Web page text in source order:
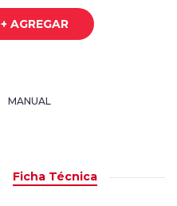
+ AGREGAR
MANUAL
Ficha Técnica